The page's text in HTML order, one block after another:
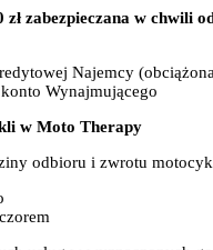
zabezpieczana w chwili
Najemcy
Wynajmującego
w Moto Therapy
odbioru i zwrotu